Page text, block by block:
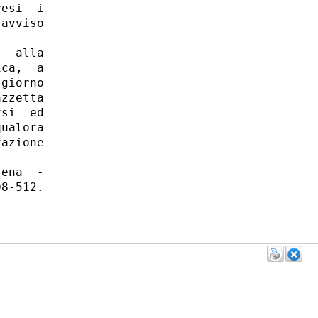
i
alla
a
ed
-
512.